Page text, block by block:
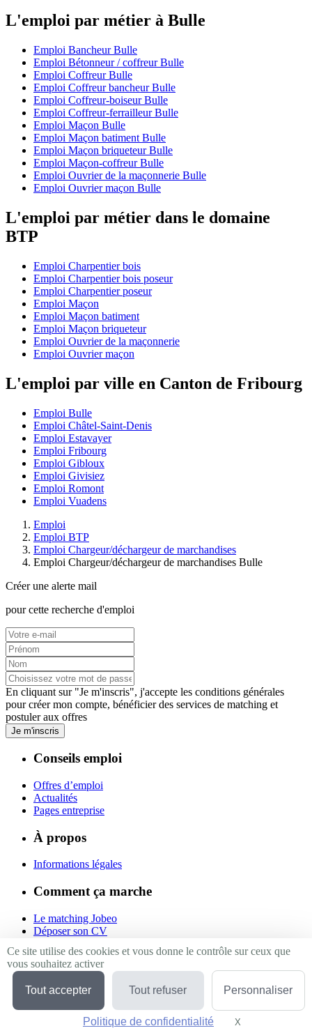
L'emploi par métier à Bulle
Emploi Bancheur Bulle
Emploi Bétonneur / coffreur Bulle
Emploi Coffreur Bulle
Emploi Coffreur bancheur Bulle
Emploi Coffreur-boiseur Bulle
Emploi Coffreur-ferrailleur Bulle
Emploi Maçon Bulle
Emploi Maçon batiment Bulle
Emploi Maçon briqueteur Bulle
Emploi Maçon-coffreur Bulle
Emploi Ouvrier de la maçonnerie Bulle
Emploi Ouvrier maçon Bulle
L'emploi par métier dans le domaine
BTP
Emploi Charpentier bois
Emploi Charpentier bois poseur
Emploi Charpentier poseur
Emploi Maçon
Emploi Maçon batiment
Emploi Maçon briqueteur
Emploi Ouvrier de la maçonnerie
Emploi Ouvrier maçon
L'emploi par ville en Canton de Fribourg
Emploi Bulle
Emploi Châtel-Saint-Denis
Emploi Estavayer
Emploi Fribourg
Emploi Gibloux
Emploi Givisiez
Emploi Romont
Emploi Vuadens
Emploi
Emploi BTP
Emploi Chargeur/déchargeur de marchandises
Emploi Chargeur/déchargeur de marchandises Bulle
Créer une alerte mail
pour cette recherche d'emploi
En cliquant sur "Je m'inscris", j'accepte les conditions générales
pour créer mon compte, bénéficier des services de matching et
postuler aux offres
Je m'inscris
Conseils emploi
Offres d’emploi
Actualités
Pages entreprise
À propos
Informations légales
Comment ça marche
Le matching Jobeo
Déposer son CV
Suivez-nous
Linkedin
Facebook
Twitter
Ce site utilise des cookies et vous donne le contrôle sur ceux que
vous souhaitez activer
Tout accepter Tout refuser Personnaliser
Politique de confidentialité X